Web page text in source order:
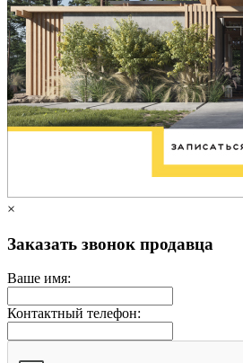
×
Заказать звонок продавца
Ваше имя:
Контактный телефон: